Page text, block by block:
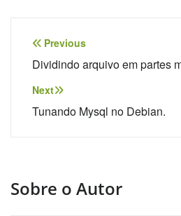
Navegação
de
Post
Previous
Dividindo arquivo em partes
Next
Tunando Mysql no Debian.
Sobre o Autor